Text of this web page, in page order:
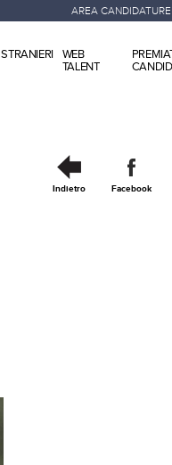
AREA CANDIDATURE
STRANIERI
WEB
TALENT
Indietro Facebook